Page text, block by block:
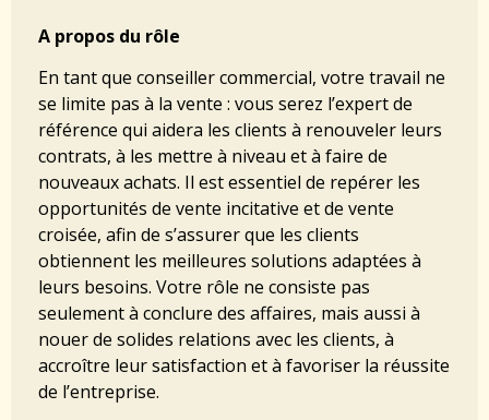
A propos du rôle
En tant que conseiller commercial, votre travail ne
se limite pas à la vente : vous serez l’expert de
référence qui aidera les clients à renouveler leurs
contrats, à les mettre à niveau et à faire de
nouveaux achats. Il est essentiel de repérer les
opportunités de vente incitative et de vente
croisée, afin de s’assurer que les clients
obtiennent les meilleures solutions adaptées à
leurs besoins. Votre rôle ne consiste pas
seulement à conclure des affaires, mais aussi à
nouer de solides relations avec les clients, à
accroître leur satisfaction et à favoriser la réussite
de l’entreprise.